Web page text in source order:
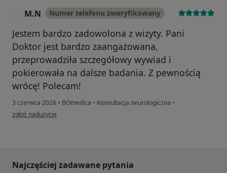
M.N Numer telefonu zweryfikowany
Jestem bardzo zadowolona z wizyty. Pani
Doktor jest bardzo zaangażowana,
przeprowadziła szczegółowy wywiad i
pokierowała na dalsze badania. Z pewnością
wrócę! Polecam!
3 czerwca 2026 • BOmedica • Konsultacja neurologiczna •
w opinii użytkownika M.N
zgłoś nadużycie
Najczęściej zadawane pytania